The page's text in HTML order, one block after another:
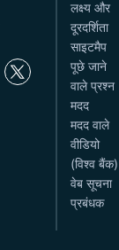
लक्ष्य और
दूरदर्शिता
साइटमैप
पूछे जाने
वाले प्रश्न
मदद
मदद वाले
वीडियो
(विश्व बैंक)
वेब सूचना
प्रबंधक